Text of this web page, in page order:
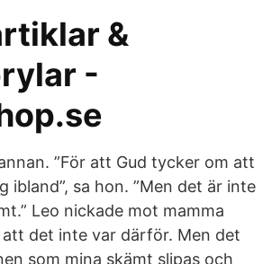
&
-
”För att Gud tycker om att
ibland”, sa hon. ”Men det är inte
Leo nickade mot mamma
att det inte var därför. Men det
som mina skämt slipas och